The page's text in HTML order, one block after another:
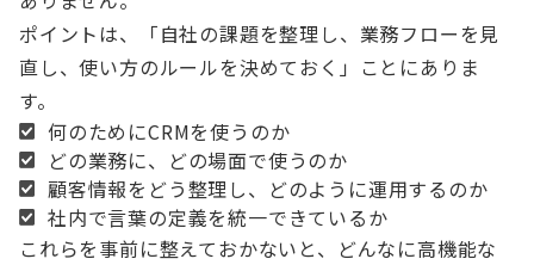
ポイントは、「自社の課題を整理し、業務フローを見
直し、使い方のルールを決めておく」ことにありま
す。
何のためにCRMを使うのか
どの業務に、どの場面で使うのか
顧客情報をどう整理し、どのように運用するのか
社内で言葉の定義を統一できているか
これらを事前に整えておかないと、どんなに高機能な